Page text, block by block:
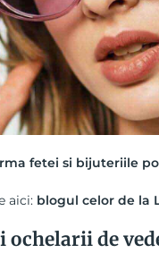
fetei si bijuteriile
aici: blogul celor de la
ochelarii de